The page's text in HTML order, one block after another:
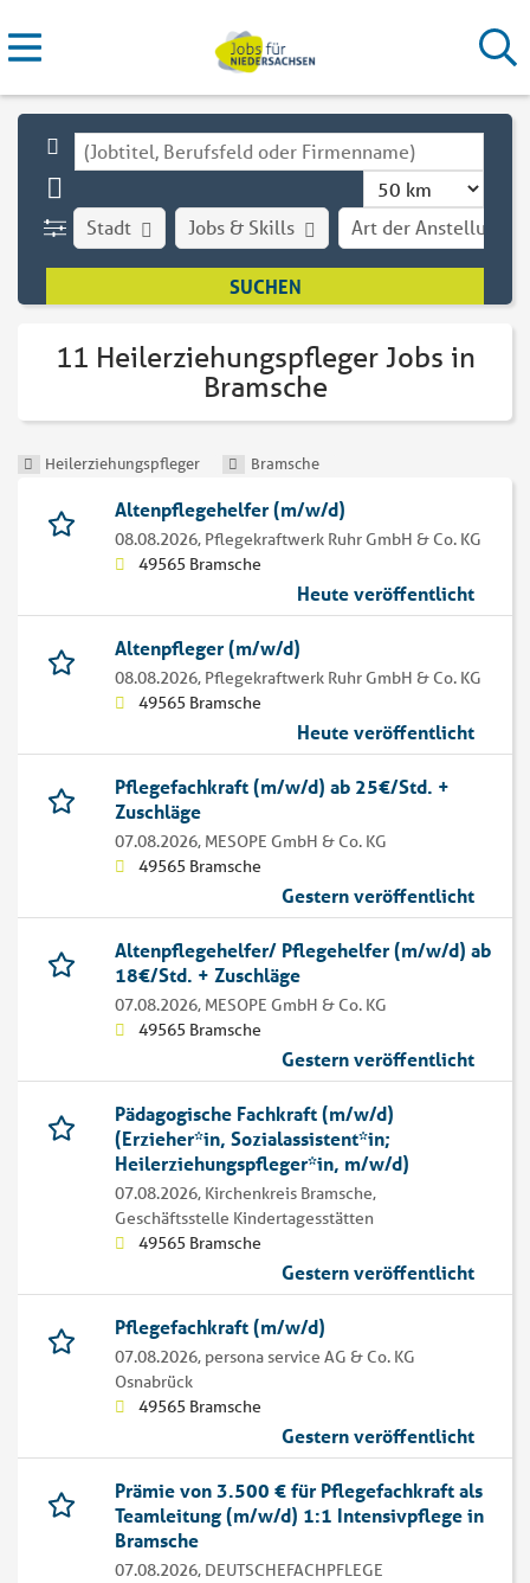
Stadt Art der Anstellung
Jobs & Skills
11 Heilerziehungspfleger Jobs in
Bramsche
Heilerziehungspfleger Bramsche
Altenpflegehelfer (m/w/d)
08.08.2026, Pflegekraftwerk Ruhr GmbH & Co. KG
49565 Bramsche
Heute veröffentlicht
Altenpfleger (m/w/d)
08.08.2026, Pflegekraftwerk Ruhr GmbH & Co. KG
49565 Bramsche
Heute veröffentlicht
Pflegefachkraft (m/w/d) ab 25€/Std. +
Zuschläge
07.08.2026, MESOPE GmbH & Co. KG
49565 Bramsche
Gestern veröffentlicht
Altenpflegehelfer/ Pflegehelfer (m/w/d) ab
18€/Std. + Zuschläge
07.08.2026, MESOPE GmbH & Co. KG
49565 Bramsche
Gestern veröffentlicht
Pädagogische Fachkraft (m/w/d)
(Erzieher*in, Sozialassistent*in;
Heilerziehungspfleger*in, m/w/d)
07.08.2026, Kirchenkreis Bramsche,
Geschäftsstelle Kindertagesstätten
49565 Bramsche
Gestern veröffentlicht
Pflegefachkraft (m/w/d)
07.08.2026, persona service AG & Co. KG
Osnabrück
49565 Bramsche
Gestern veröffentlicht
Prämie von 3.500 € für Pflegefachkraft als
Teamleitung (m/w/d) 1:1 Intensivpflege in
Bramsche
07.08.2026, DEUTSCHEFACHPFLEGE